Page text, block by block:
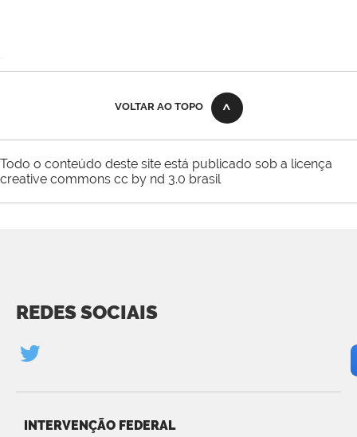
VOLTAR AO TOPO
Todo o conteúdo deste site está publicado sob a licença
creative commons cc by nd 3.0 brasil
REDES SOCIAIS
INTERVENÇÃO FEDERAL